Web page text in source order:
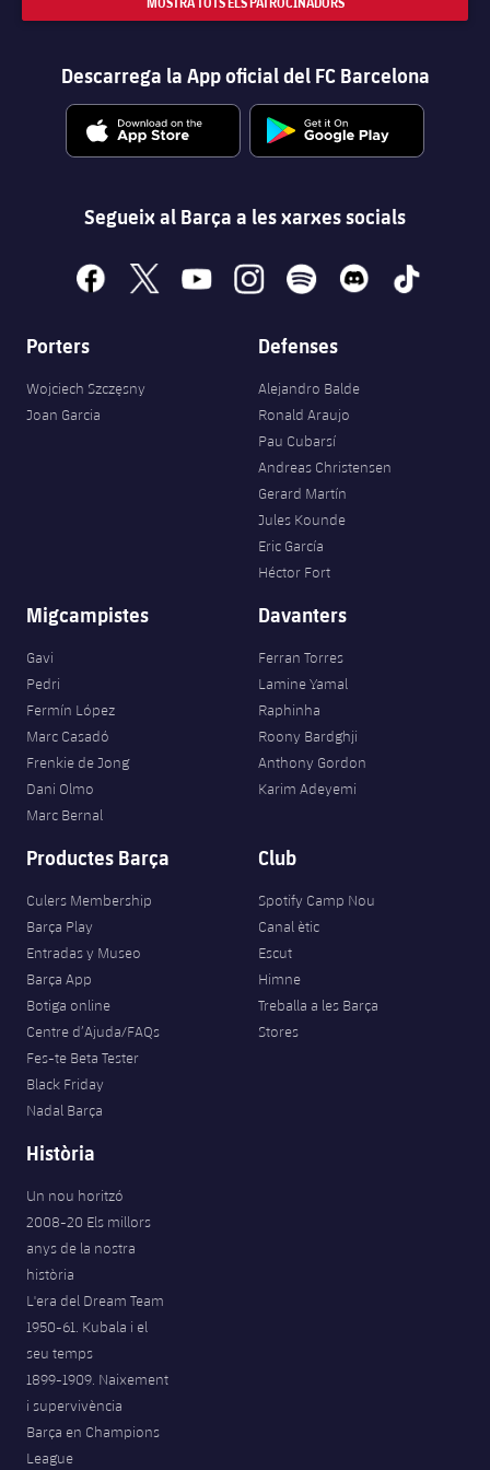
Descarrega la App oficial del FC Barcelona
Segueix al Barça a les xarxes socials
facebook
x youtubeinstagramspotify discord tiktok
Porters
Wojciech Szczęsny
Joan Garcia
Defenses
Alejandro Balde
Ronald Araujo
Pau Cubarsí
Andreas Christensen
Gerard Martín
Jules Kounde
Eric García
Héctor Fort
Migcampistes
Gavi
Pedri
Fermín López
Marc Casadó
Frenkie de Jong
Dani Olmo
Marc Bernal
Davanters
Ferran Torres
Lamine Yamal
Raphinha
Roony Bardghji
Anthony Gordon
Karim Adeyemi
Productes Barça
Culers Membership
Barça Play
Entradas y Museo
Barça App
Botiga online
Centre d’Ajuda/FAQs
Fes-te Beta Tester
Black Friday
Nadal Barça
Club
Spotify Camp Nou
Canal ètic
Escut
Himne
Treballa a les Barça
Stores
Història
Un nou horitzó
2008-20 Els millors
anys de la nostra
història
L'era del Dream Team
1950-61. Kubala i el
seu temps
1899-1909. Naixement
i supervivència
Barça en Champions
League